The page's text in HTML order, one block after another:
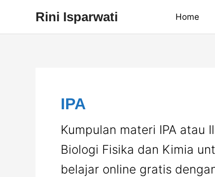
content
Rini Isparwati Home
IPA
Kumpulan materi IPA atau
Biologi Fisika dan Kimia
belajar online gratis